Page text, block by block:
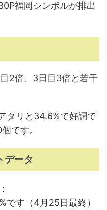
福岡シンボルが排出
2倍、3日目3倍と若干
タリと34.6%で好調で
です。
データ
です（4月25日最終）